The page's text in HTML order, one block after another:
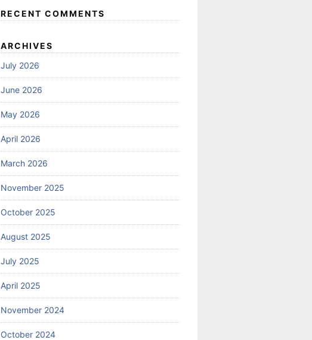
RECENT COMMENTS
ARCHIVES
July 2026
June 2026
May 2026
April 2026
March 2026
November 2025
October 2025
August 2025
July 2025
April 2025
November 2024
October 2024